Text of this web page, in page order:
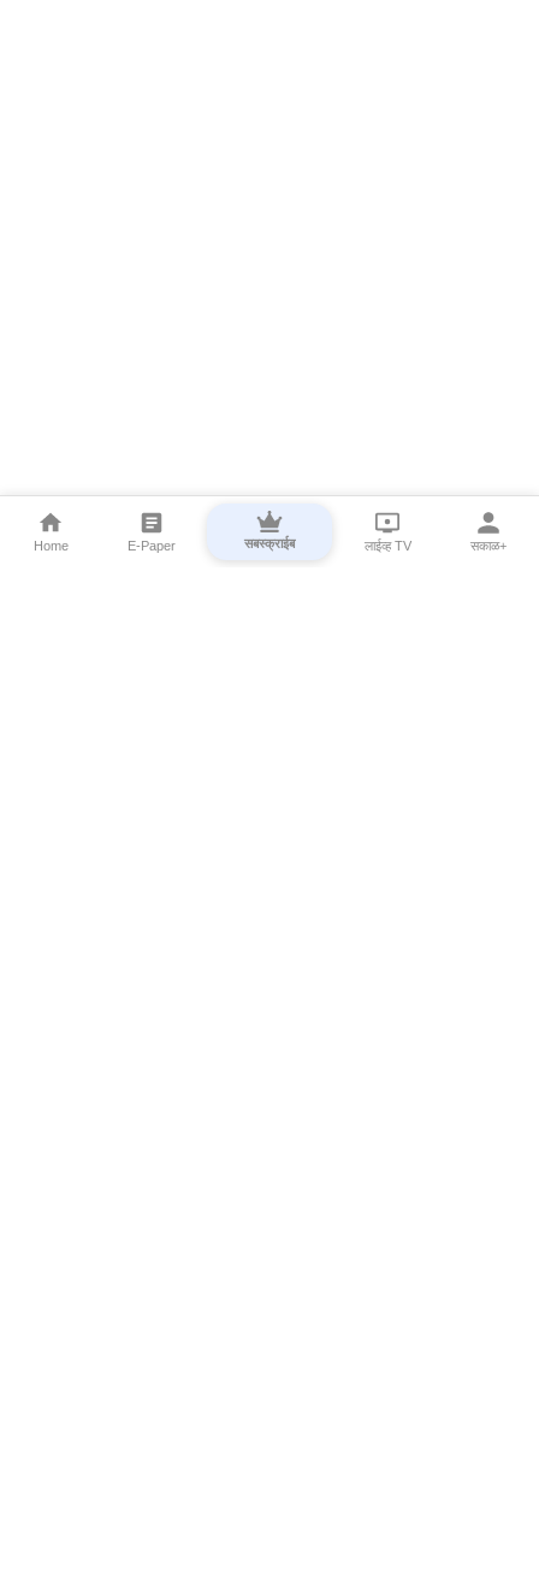
Home E-Paper सबस्क्राईब लाईव्ह TV सकाळ+